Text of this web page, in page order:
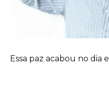
Essa paz acabou no dia